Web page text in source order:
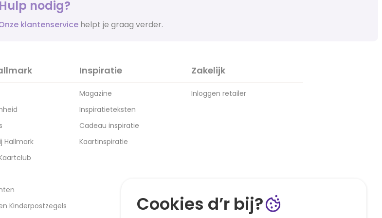
Hulp nodig?
klantenservice helpt je graag verder.
Hallmark
Kinderpostzegels
Inspiratie
Magazine
Inspiratieteksten
Cadeau inspiratie
Kaartinspiratie
Zakelijk
Inloggen retailer
Cookies d’r bij?